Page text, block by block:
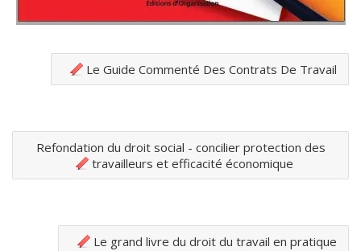
Le Guide Commenté Des Contrats De Travail
Refondation du droit social - concilier protection des
travailleurs et efficacité économique
Le grand livre du droit du travail en pratique